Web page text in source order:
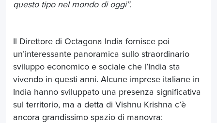
questo tipo nel mondo di oggi”.
Il Direttore di Octagona India fornisce poi
un’interessante panoramica sullo straordinario
sviluppo economico e sociale che l’India sta
vivendo in questi anni. Alcune imprese italiane in
India hanno sviluppato una presenza significativa
sul territorio, ma a detta di Vishnu Krishna c’è
ancora grandissimo spazio di manovra: